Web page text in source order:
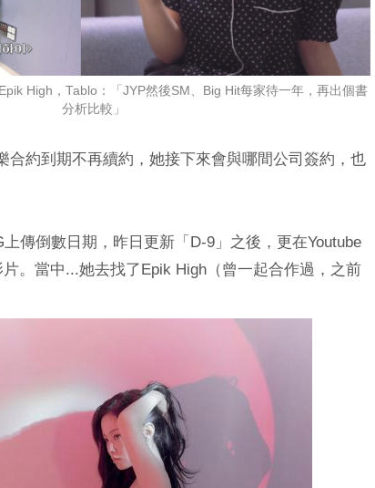
High，Tablo：「JYP然後SM、Big Hit每家待一年，再出個書
分析比較」
合約到期不再續約，她接下來會與哪間公司簽約，也
傳倒數日期，昨日更新「D-9」之後，更在Youtube
。當中...她去找了Epik High（曾一起合作過，之前